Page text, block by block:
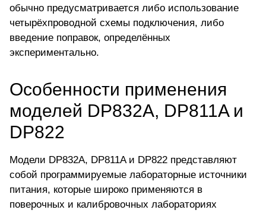
обычно предусматривается либо использование
четырёхпроводной схемы подключения, либо
введение поправок, определённых
экспериментально.
Особенности применения
моделей DP832A, DP811A и
DP822
Модели DP832A, DP811A и DP822 представляют
собой программируемые лабораторные источники
питания, которые широко применяются в
поверочных и калибровочных лабораториях